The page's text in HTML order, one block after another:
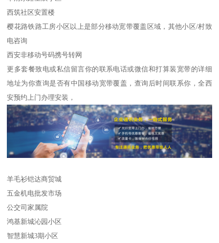
西筑社区安置楼
樱花路铁路工房小区以上是部分移动宽带覆盖区域，其他小区/村致
电咨询
西安非移动号码携号转网
更多套餐致电或私信留言你的联系电话或微信和打算装宽带的详细
地址为你查询是否有中国移动宽带覆盖，查询后时间联系你，全西
安预约上门办理安装，
羊毛衫铠达商贸城
五金机电批发市场
公交司家属院
鸿基新城沁园小区
智慧新城3期小区